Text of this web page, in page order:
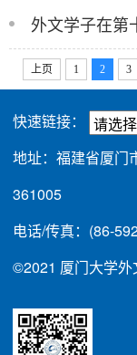
上页 1 2 3
快速链接：
地址：福建省厦门
361005
电话/传真：(86-
©2021 厦门大学外